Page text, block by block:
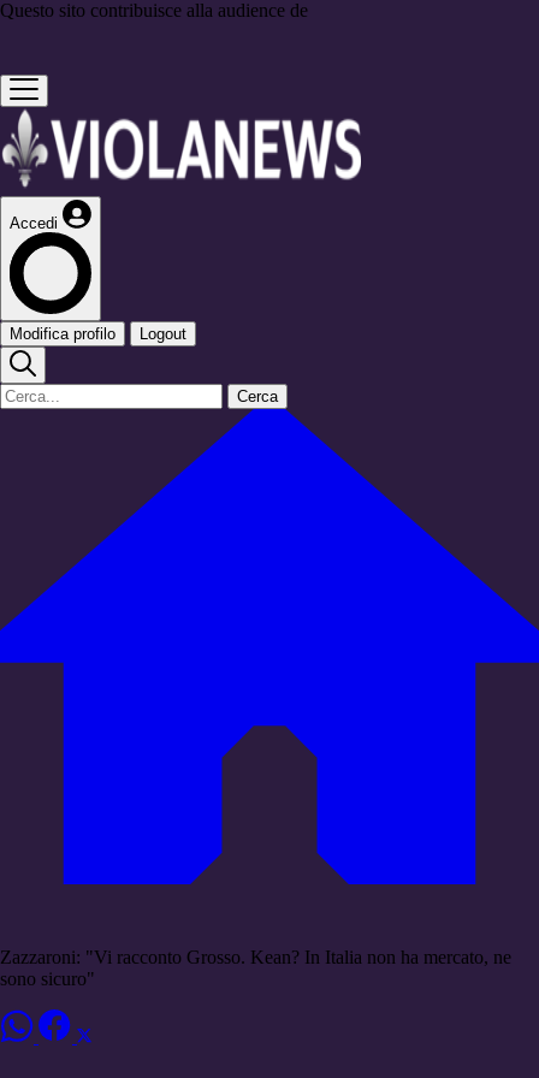
Questo sito contribuisce alla audience de
Accedi
Modifica profilo Logout
Cerca
Zazzaroni: "Vi racconto Grosso. Kean? In Italia non ha mercato, ne
sono sicuro"